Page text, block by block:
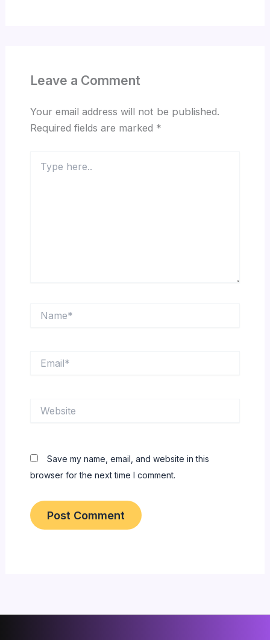
Leave a Comment
Your email address will not be published.
Required fields are marked *
here..
Save my name, email, and website in this
browser for the next time I comment.